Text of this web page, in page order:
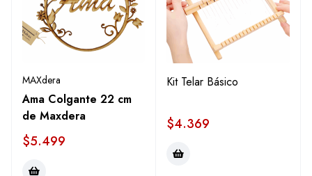
Filtrar
MAXdera
Ama Colgante 22 cm
de Maxdera
$5.499
Kit Telar Básico
$4.369